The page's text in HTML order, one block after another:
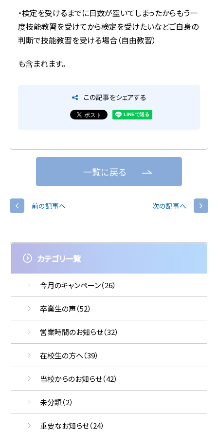
・検定を受けるまでに日数が空いてしまったからもう一
度技能教習を受けてから検定を受けたいなどご自身の
判断で技能教習を受ける場合（自由教習）
も含まれます。
この記事をシェアする
一覧に戻る
前の記事へ 次の記事へ
カテゴリ一覧
今月のキャンペーン（26）
卒業生の声（52）
営業時間のお知らせ（32）
在校生の方へ（39）
当校からのお知らせ（42）
未分類（2）
重要なお知らせ（24）